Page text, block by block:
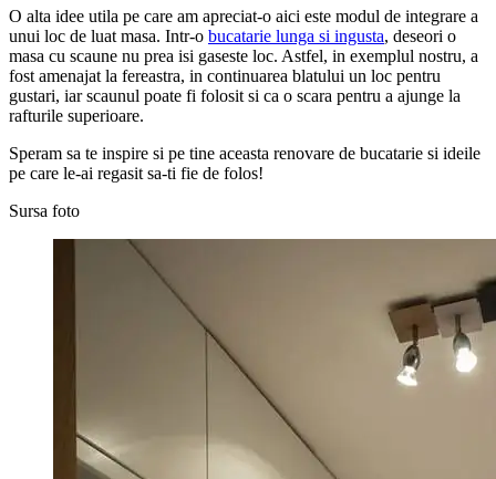
O alta idee utila pe care am apreciat-o aici este modul de integrare a
unui loc de luat masa. Intr-o bucatarie lunga si ingusta, deseori o
masa cu scaune nu prea isi gaseste loc. Astfel, in exemplul nostru, a
fost amenajat la fereastra, in continuarea blatului un loc pentru
gustari, iar scaunul poate fi folosit si ca o scara pentru a ajunge la
rafturile superioare.
Speram sa te inspire si pe tine aceasta renovare de bucatarie si ideile
pe care le-ai regasit sa-ti fie de folos!
Sursa foto